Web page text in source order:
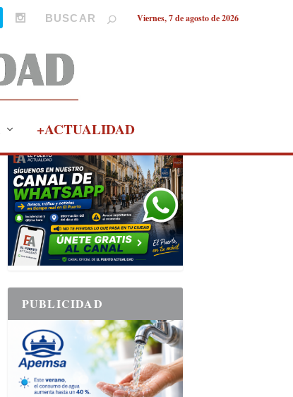
Viernes, 7 de agosto de 2026
+ACTUALIDAD
PUBLICIDAD
PUBLICIDAD